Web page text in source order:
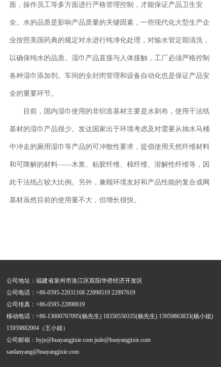
面，操作员工等多方面进行严格管理控制，才能保证产品卫生安
全。水的品质是影响产品质量的关键因素，一些现代化大型生产企
业按照美国药典的规定对水进行纯净化处理，对输水管定期清洗，
以确保纯水的品质。湿巾产品直接与人体接触，工厂必须严格控制
各种湿巾添加剂。车间的全封闭管理和设备自动化也是保证产品安
全的重要环节。
目前，国内湿巾使用的非织造基材主要是水刺布，使用干法纸
基材的湿巾产品很少。发达国家出于环境考虑及对需要从抽水马桶
中冲走的厕用湿巾等产品的可冲散性要求，提倡使用天然纤维材料
和可降解的材料——木浆、粘胶纤维、棉纤维、溶解性纤维等，因
此干法纸占较大比例。另外，兼顾环境友好和产品性能的复合成网
基材虽然目前的使用量不大，但增长很快。
公司地址：福建省泉州市洛江区双阳华侨经济开发区
公司电话：+86-0595-22031168 22898519 22897619
公司传真：+86-0595-22898619
移动电话：+86-13600767095(杨先生) 18350550335(杨先生) 15959863833(杨小姐)
15959882004（王小姐）
公司邮箱：hyjx@huayangjixie.com jude@huayangjixie.com
sanlanyang@huayangjixie.com